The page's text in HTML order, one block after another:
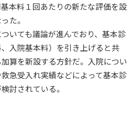
本料１回あたりの新たな評価を設
た。
いても議論が進んでおり、基本診
入院基本料）を引き上げると共
算を新設する方針だ。入院につい
急受入れ実績などによって基本診
討されている。